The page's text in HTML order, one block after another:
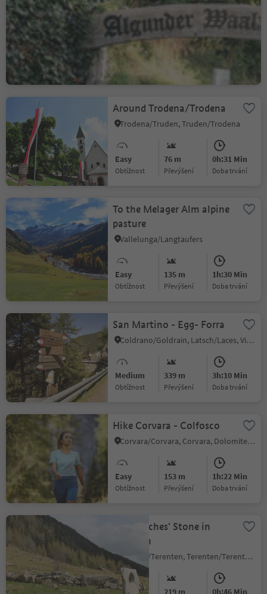
trail
Easy
Převýšení
1h:08 Min
doba trvání
Around Trodena/Trodena
Trodena/Truden, Truden/Trodena
Easy
Obtížnost
76 m
Převýšení
0h:31 Min
doba trvání
To the Melager Alm alpine
pasture
Vallelunga/Langtaufers
Easy
Obtížnost
135 m
Převýšení
1h:30 Min
doba trvání
San Martino - Egg- Forra
Coldrano/Goldrain, Latsch/Laces, Vinschgau/Val Venosta
Medium
Obtížnost
339 m
Převýšení
3h:10 Min
doba trvání
Hike Corvara - Colfosco
Corvara/Corvara, Corvara, Dolomites Region Alta Badia
Easy
Obtížnost
153 m
Převýšení
1h:22 Min
doba trvání
The Witches' Stone in
Terenten
Terento/Terenten, Terenten/Terento, Brixen/Bressanone and environs
Easy 219 m 0h:46 Min